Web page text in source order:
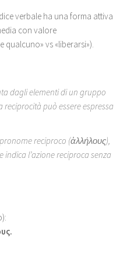
verbale ha una forma attiva
con valore
vs «liberarsi»).
dagli elementi di un gruppo
reciprocità può essere espressa
reciproco (ἀλλήλους),
l’azione reciproca senza